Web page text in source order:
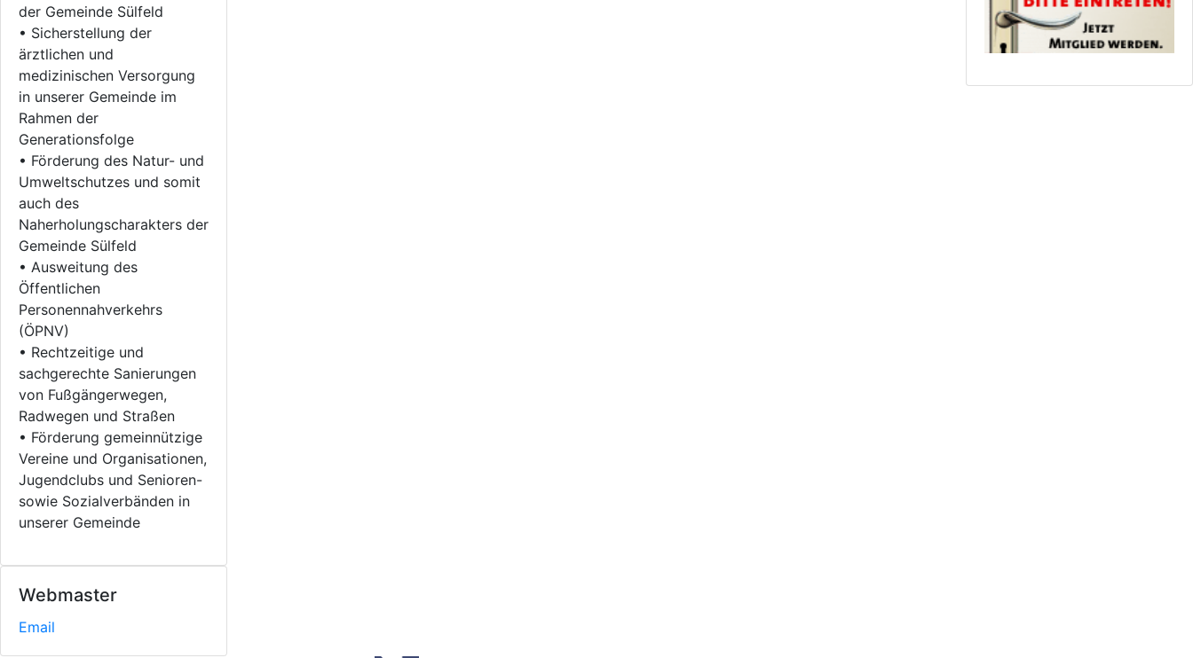
der Gemeinde Sülfeld
• Sicherstellung der
ärztlichen und
medizinischen Versorgung
in unserer Gemeinde im
Rahmen der
Generationsfolge
• Förderung des Natur- und
Umweltschutzes und somit
auch des
Naherholungscharakters der
Gemeinde Sülfeld
• Ausweitung des
Öffentlichen
Personennahverkehrs
(ÖPNV)
• Rechtzeitige und
sachgerechte Sanierungen
von Fußgängerwegen,
Radwegen und Straßen
• Förderung gemeinnützige
Vereine und Organisationen,
Jugendclubs und Senioren-
sowie Sozialverbänden in
unserer Gemeinde
Webmaster
Email